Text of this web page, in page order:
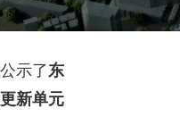
示了东
新单元